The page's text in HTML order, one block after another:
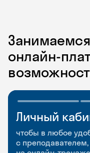
онлайн-
Личный
чтобы в любое
с
Мобильное
приложение
чтобы заниматься
Разговорные
и Talks
Групповые